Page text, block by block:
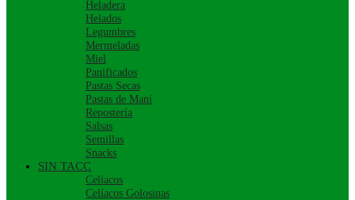
Heladera
Helados
Legumbres
Mermeladas
Miel
Panificados
Pastas Secas
Pastas de Maní
Repostería
Salsas
Semillas
Snacks
SIN TACC
Celíacos
Celíacos Golosinas